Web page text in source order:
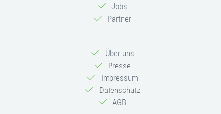
Jobs
Partner
Über uns
Presse
Impressum
Datenschutz
AGB